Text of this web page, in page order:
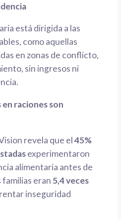
está dirigida a las
como aquellas
en zonas de conflicto,
sin ingresos ni
raciones son
revela que el45%
experimentaron
alimentaria antes de
familias eran 5,4 veces
inseguridad